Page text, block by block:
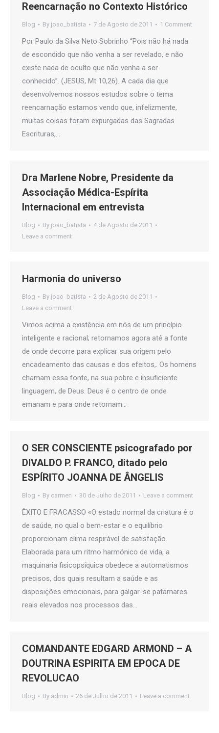
Reencarnação no Contexto Histórico
Blog By joao_batista 7 de Agosto de 2011 1 Comment
Por Paulo da Silva Neto Sobrinho “Pois não há nada
de escondido que não venha a ser revelado, e não
existe nada de oculto que não venha a ser
conhecido”. (JESUS, Mt 10,26). A cada dia que
desenvolvemos nossos estudos sobre o tema
reencarnação estamos vendo que, infelizmente,
muitas coisas foram expurgadas das Sagradas
Escrituras,…
Dra Marlene Nobre, Presidente da
Associação Médica-Espírita
Internacional em entrevista
Blog By joao_batista
4 de Agosto de 2011
Leave a comment
Harmonia do universo
Blog By joao_batista
2 de Agosto de 2011
Leave a comment
Vimos acima a existência em nós de um princípio
inteligente e racional; retornamos agora até a fonte
de onde decorre para explicar sua origem pelo
encadeamento das causas e dos efeitos,. Os homens
chamam essa fonte, na sua pobre e insuficiente
linguagem, de Deus. Deus é o centro de onde
emanam e para onde retornam…
O SER CONSCIENTE psicografado por
DIVALDO P. FRANCO, ditado pelo
ESPÍRITO JOANNA DE ÂNGELIS
Blog By carmen 30 de Julho de 2011 Leave a comment
ÊXITO E FRACASSO «O estado normal da criatura é o
de saúde, no qual o bem-estar e o equilíbrio
proporcionam clima respirável de satisfação.
Elaborada para um ritmo harmónico de vida, a
maquinaria fisicopsíquica obedece a automatismos
precisos, dos quais resultam a saúde e as
disposições emocionais, para galgar-se patamares
reais elevados nos processos das…
COMANDANTE EDGARD ARMOND – A
DOUTRINA ESPIRITA EM EPOCA DE
REVOLUCAO
Blog By admin 26 de Julho de 2011 Leave a comment